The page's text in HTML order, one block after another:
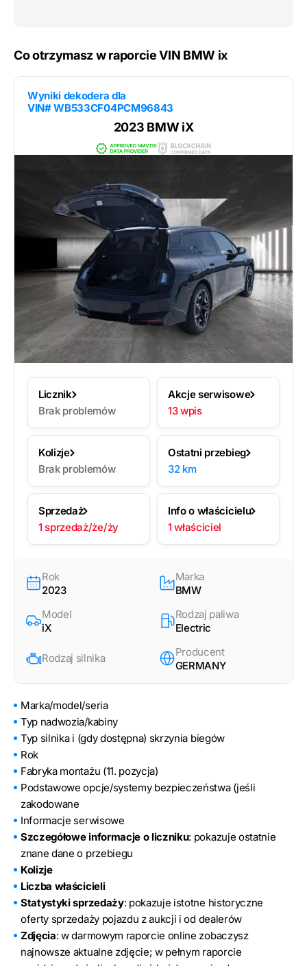
Co otrzymasz w raporcie VIN BMW ix
Wyniki dekodera dla
VIN# WB533CF04PCM96843
2023 BMW iX
Licznik
Brak problemów
Akcje serwisowe
13 wpis
Kolizje
Brak problemów
Ostatni przebieg
32 km
Sprzedaż
1 sprzedaż/że/ży
Info o właścicielu
1 właściciel
Rok
2023
Marka
BMW
Model
iX
Rodzaj paliwa
Electric
Rodzaj silnika
Producent
GERMANY
Marka/model/seria
Typ nadwozia/kabiny
Typ silnika i (gdy dostępna) skrzynia biegów
Rok
Fabryka montażu (11. pozycja)
Podstawowe opcje/systemy bezpieczeństwa (jeśli
zakodowane
Informacje serwisowe
Szczegółowe informacje o liczniku: pokazuje ostatnie
znane dane o przebiegu
Kolizje
Liczba właścicieli
Statystyki sprzedaży: pokazuje istotne historyczne
oferty sprzedaży pojazdu z aukcji i od dealerów
Zdjęcia: w darmowym raporcie online zobaczysz
najnowsze aktualne zdjęcie; w pełnym raporcie